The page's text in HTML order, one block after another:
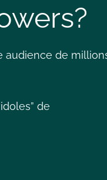
audience de
de